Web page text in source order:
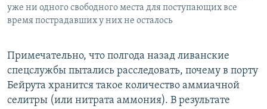
уже ни одного свободного места для поступающих все
время пострадавших у них не осталось
Примечательно, что полгода назад ливанские
спецслужбы пытались расследовать, почему в порту
Бейрута хранится такое количество аммиачной
селитры (или нитрата аммония). В результате